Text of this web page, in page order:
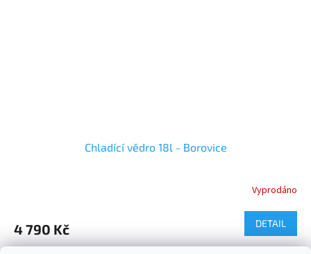
Chladící vědro 18l - Borovice
Vyprodáno
4 790 Kč DETAIL